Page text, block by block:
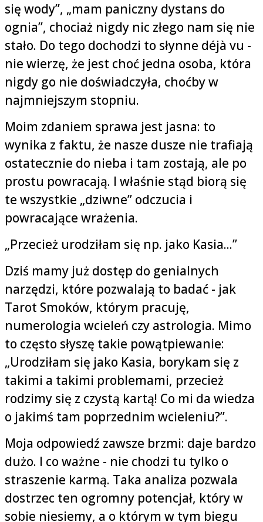
się wody”, „mam paniczny dystans do
ognia”, chociaż nigdy nic złego nam się nie
stało. Do tego dochodzi to słynne déjà vu -
nie wierzę, że jest choć jedna osoba, która
nigdy go nie doświadczyła, choćby w
najmniejszym stopniu.
Moim zdaniem sprawa jest jasna: to
wynika z faktu, że nasze dusze nie trafiają
ostatecznie do nieba i tam zostają, ale po
prostu powracają. I właśnie stąd biorą się
te wszystkie „dziwne” odczucia i
powracające wrażenia.
„Przecież urodziłam się np. jako Kasia...”
Dziś mamy już dostęp do genialnych
narzędzi, które pozwalają to badać - jak
Tarot Smoków, którym pracuję,
numerologia wcieleń czy astrologia. Mimo
to często słyszę takie powątpiewanie:
„Urodziłam się jako Kasia, borykam się z
takimi a takimi problemami, przecież
rodzimy się z czystą kartą! Co mi da wiedza
o jakimś tam poprzednim wcieleniu?”.
Moja odpowiedź zawsze brzmi: daje bardzo
dużo. I co ważne - nie chodzi tu tylko o
straszenie karmą. Taka analiza pozwala
dostrzec ten ogromny potencjał, który w
sobie niesiemy, a o którym w tym biegu